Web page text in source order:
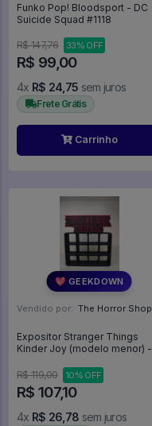
Funko Pop! Bloodsport - DC
Suicide Squad #1118
R$ 147,76 33% OFF
R$ 99,00
4x R$ 24,75 sem juros
Frete Grátis
Carrinho
💖 GEEKDOWN
Vendido por: The Horror Shop - Colecionáveis - MG
Expositor Stranger Things
Kinder Joy (modelo menor) -
R$ 119,00
10% OFF
R$ 107,10
4x R$ 26,78 sem juros